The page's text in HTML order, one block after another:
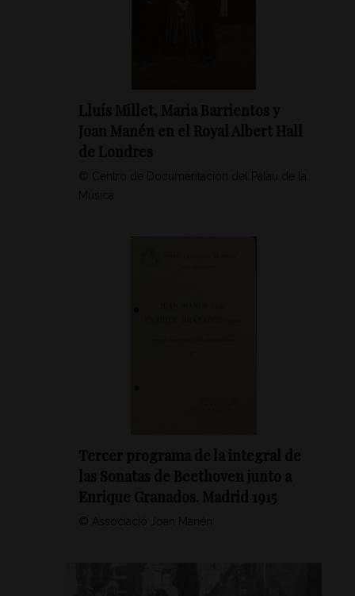
Lluís Millet, Maria Barrientos y
Joan Manén en el Royal Albert Hall
de Londres
© Centro de Documentación del Palau de la
Música
Tercer programa de la integral de
las Sonatas de Beethoven junto a
Enrique Granados. Madrid 1915
© Associació Joan Manén